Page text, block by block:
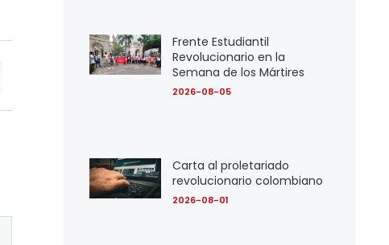
Frente Estudiantil
Revolucionario en la
Semana de los Mártires
2026-08-05
Carta al proletariado
revolucionario colombiano
2026-08-01